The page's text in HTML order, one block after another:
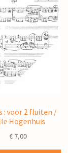
: voor 2 fluiten /
Hogenhuis
€7,00